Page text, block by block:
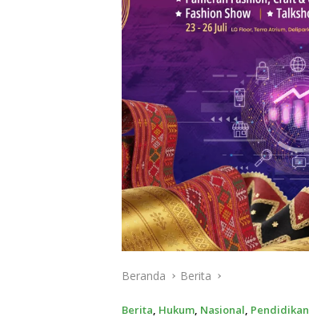
Beranda Berita
Berita, Hukum, Nasional,